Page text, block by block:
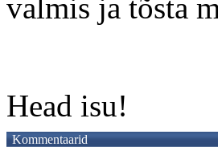
valmis ja tõsta
Head isu!
Kommentaarid